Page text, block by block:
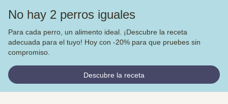
No hay 2 perros iguales
Para cada perro, un alimento ideal. ¡Descubre la receta
adecuada para el tuyo! Hoy con -20% para que pruebes sin
compromiso.
Descubre la receta